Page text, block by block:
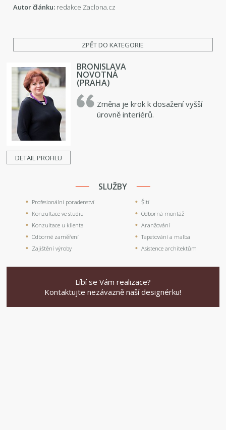
Autor článku: redakce Zaclona.cz
ZPĚT DO KATEGORIE
DETAIL PROFILU
BRONISLAVA
NOVOTNÁ
(PRAHA)
Změna je krok k dosažení vyšší
úrovně interiérů.
SLUŽBY
Profesionální poradenství
Konzultace ve studiu
Konzultace u klienta
Odborné zaměření
Zajištění výroby
Šití
Odborná montáž
Aranžování
Tapetování a malba
Asistence architektům
Líbí se Vám realizace?
Kontaktujte nezávazně naší designérku!